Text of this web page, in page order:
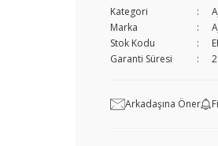
Kategori
Marka
Stok Kodu
Garanti Süresi
Arkadaşına Öner